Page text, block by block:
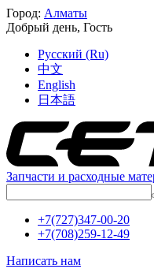
Город: Алматы
Добрый день, Гость
Русский (Ru)
中文
English
日本語
Запчасти и расходные
+7(727)347-00-20
+7(708)259-12-49
Написать нам